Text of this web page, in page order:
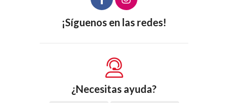
¡Síguenos en las redes!
¿Necesitas ayuda?